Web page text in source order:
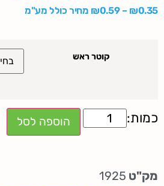
₪0.35
–
₪0.59 מחיר כולל מע"מ
קוטר ראש
הוספה לסל
מק"ט 1925